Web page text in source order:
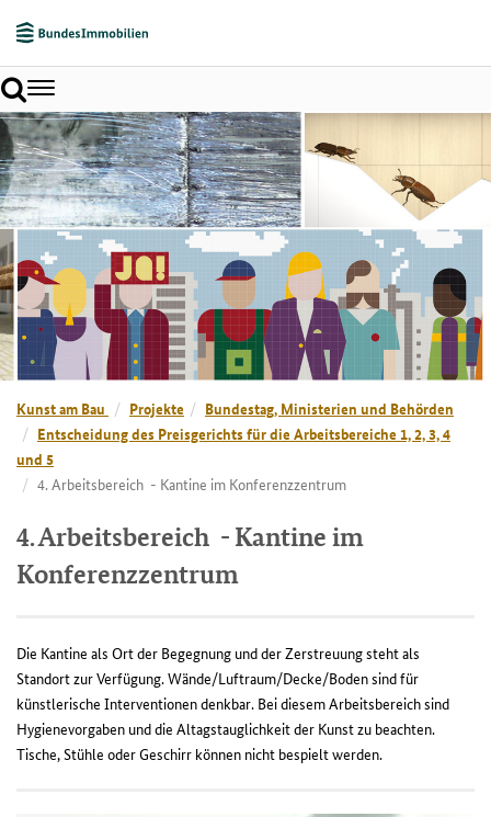
Toggle
navigation
Kunst am Bau Projekte
Bundestag, Ministerien und Behörden
Entscheidung des Preisgerichts für die Arbeitsbereiche 1, 2, 3, 4
und 5
4. Arbeitsbereich - Kantine im Konferenzzentrum
4. Arbeitsbereich - Kantine im
Konferenzzentrum
Die Kantine als Ort der Begegnung und der Zerstreuung steht als
Standort zur Verfügung. Wände/Luftraum/Decke/Boden sind für
künstlerische Interventionen denkbar. Bei diesem Arbeitsbereich sind
Hygienevorgaben und die Altagstauglichkeit der Kunst zu beachten.
Tische, Stühle oder Geschirr können nicht bespielt werden.